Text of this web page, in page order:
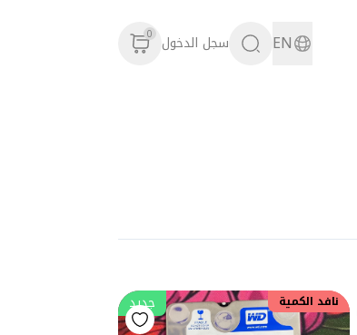
EN سجل الدخول 0
جديد نافد الكمية